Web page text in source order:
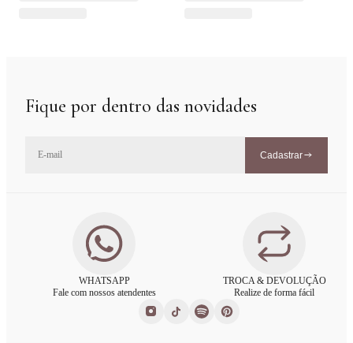
Fique por dentro das novidades
Cadastrar
WHATSAPP
Fale com nossos atendentes
TROCA & DEVOLUÇÃO
Realize de forma fácil